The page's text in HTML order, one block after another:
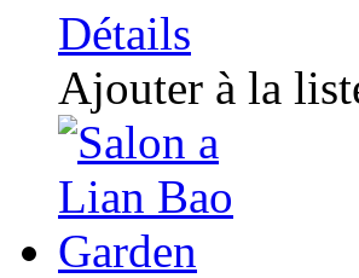
Détails
Ajouter à la